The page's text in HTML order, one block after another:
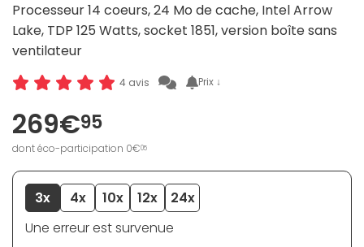
Processeur 14 coeurs, 24 Mo de cache, Intel Arrow
Lake, TDP 125 Watts, socket 1851, version boîte sans
ventilateur
4 avis Prix ↓
269€95
dont éco-participation 0€05
3x 4x 10x 12x
24x
Une erreur est survenue